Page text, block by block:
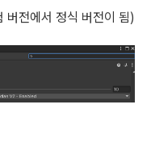
전에서 정식 버전이 됨)